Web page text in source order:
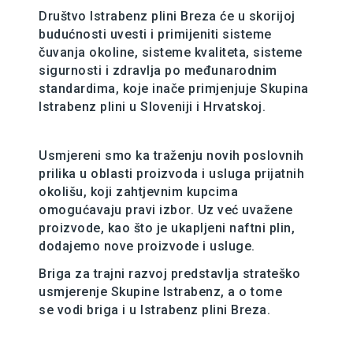
Društvo Istrabenz plini Breza će u skorijoj
budućnosti uvesti i primijeniti sisteme
čuvanja okoline, sisteme kvaliteta, sisteme
sigurnosti i zdravlja po međunarodnim
standardima, koje inače primjenjuje Skupina
Istrabenz plini u Sloveniji i Hrvatskoj.
Usmjereni smo ka traženju novih poslovnih
prilika u oblasti proizvoda i usluga prijatnih
okolišu, koji zahtjevnim kupcima
omogućavaju pravi izbor. Uz već uvažene
proizvode, kao što je ukapljeni naftni plin,
dodajemo nove proizvode i usluge.
Briga za trajni razvoj predstavlja strateško
usmjerenje Skupine Istrabenz, a o tome
se vodi briga i u Istrabenz plini Breza.